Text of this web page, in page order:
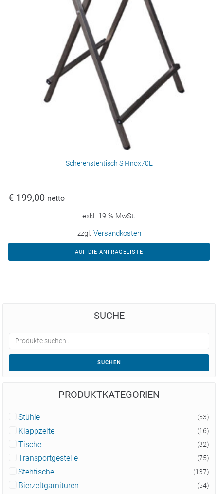
Scherenstehtisch ST-Inox70E
€ 199,00 netto
exkl. 19 % MwSt.
zzgl. Versandkosten
AUF DIE ANFRAGELISTE
SUCHE
SUCHEN
PRODUKTKATEGORIEN
Stühle (53)
Klappzelte (16)
Tische (32)
Transportgestelle (75)
Stehtische (137)
Bierzeltgarnituren (54)